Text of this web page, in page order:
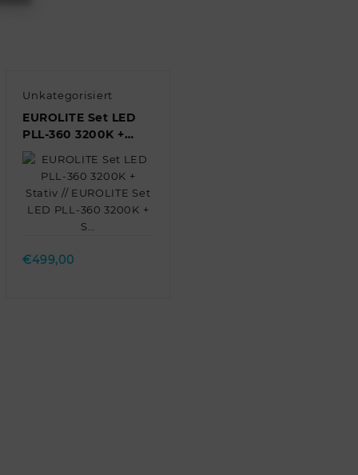
Unkategorisiert
EUROLITE Set LED
PLL-360 3200K +
Stativ // EUROLITE
Set LED PLL-360
3200K + S…
Quick view
€499,00